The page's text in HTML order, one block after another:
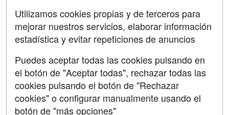
Contactar
Confidencialidad
Copyleft
SÍGUENOS EN:
Utilizamos cookies propias y de terceros para
mejorar nuestros servicios, elaborar información
estadística y evitar repeticiones de anuncios
Puedes aceptar todas las cookies pulsando en
el botón de "Aceptar todas", rechazar todas las
cookies pulsando el botón de "Rechazar
cookies" o configurar manualmente usando el
botón de "más opciones"